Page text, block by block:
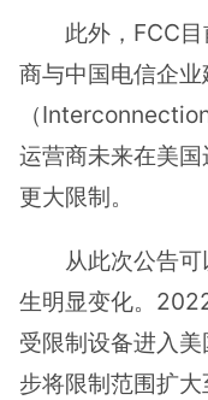
此外，FCC
商与中国电信企
（
运营商未来在美
更大限制。
从此次公告
生明显变化。
受限制设备进入
步将限制范围扩